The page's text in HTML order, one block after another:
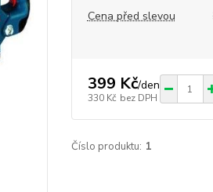
Cena před slevou
399 Kč/den
330 Kč bez DPH
Číslo produktu: 1